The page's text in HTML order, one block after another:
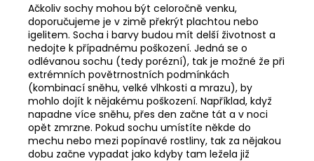
Ačkoliv sochy mohou být celoročně venku,
doporučujeme je v zimě překrýt plachtou nebo
igelitem. Socha i barvy budou mít delší životnost a
nedojte k případnému poškození. Jedná se o
odlévanou sochu (tedy porézní), tak je možné že při
extrémních povětrnostních podmínkách
(kombinací sněhu, velké vlhkosti a mrazu), by
mohlo dojít k nějakému poškození. Například, když
napadne více sněhu, přes den začne tát a v noci
opět zmrzne. Pokud sochu umístíte někde do
mechu nebo mezi popínavé rostliny, tak za nějakou
dobu začne vypadat jako kdyby tam ležela již